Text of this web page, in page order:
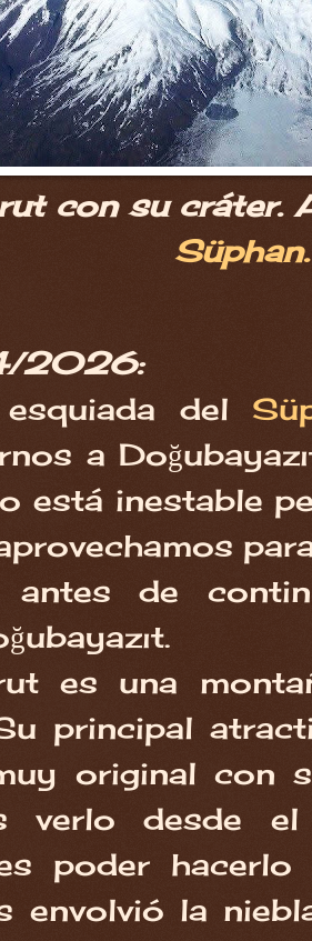
con su cráter.
Süphan.
2026:
del
a
está inestable
antes de
es una
principal
original con
verlo desde
poder hacerlo
envolvió la